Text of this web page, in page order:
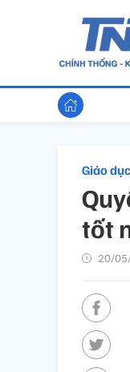
Giáo dục
tốt
20/